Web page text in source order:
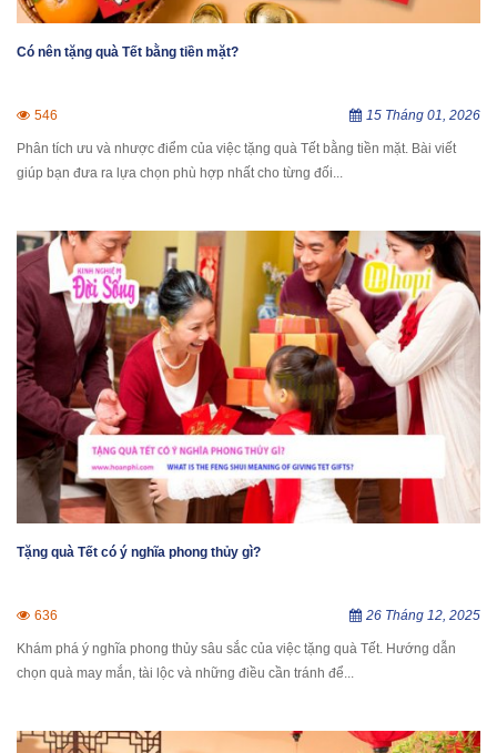
Có nên tặng quà Tết bằng tiền mặt?
546 15 Tháng 01, 2026
Phân tích ưu và nhược điểm của việc tặng quà Tết bằng tiền mặt. Bài viết
giúp bạn đưa ra lựa chọn phù hợp nhất cho từng đối...
Tặng quà Tết có ý nghĩa phong thủy gì?
636 26 Tháng 12, 2025
Khám phá ý nghĩa phong thủy sâu sắc của việc tặng quà Tết. Hướng dẫn
chọn quà may mắn, tài lộc và những điều cần tránh để...